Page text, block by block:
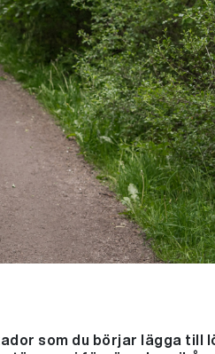
som du börjar lägga till